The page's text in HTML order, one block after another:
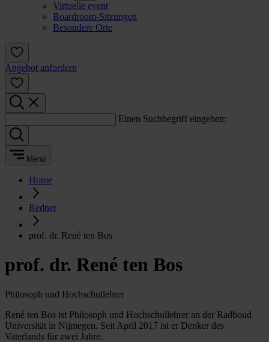
Virtuelle event
Boardroom-Sitzungen
Besondere Orte
Angebot anfordern
Einen Suchbegriff eingeben:
Menü
Home
Redner
prof. dr. René ten Bos
prof. dr. René ten Bos
Philosoph und Hochschullehrer
René ten Bos ist Philosoph und Hochschullehrer an der Radboud
Universität in Nijmegen. Seit April 2017 ist er Denker des
Vaterlands für zwei Jahre.